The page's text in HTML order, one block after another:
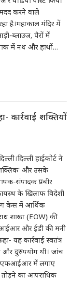
करने वाले
है।महाकाल मंदिर में
ब्लाउज, पैरों में
में नथ और हाथों…
कार्रवाई शक्तियों
हाईकोर्ट ने
और उसके
संपादक प्रबीर
के खिलाफ विदेशी
केस में आर्थिक
शाखा (EOW) की
और ईडी की मनी
यह कार्रवाई स्वतंत्र
और दुरुपयोग थी। जांच
एफआईआर में लगाए
तोड़ने का आपराधिक